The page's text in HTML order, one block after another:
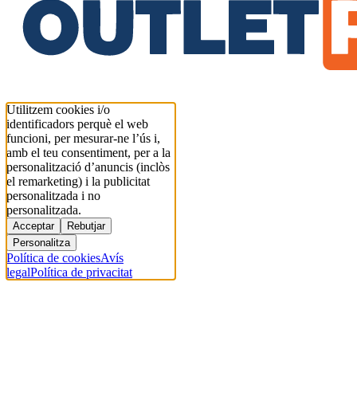
Utilitzem cookies i/o
identificadors perquè el web
funcioni, per mesurar-ne l’ús i,
amb el teu consentiment, per a la
personalització d’anuncis (inclòs
el remarketing) i la publicitat
personalitzada i no
personalitzada.
Acceptar
Rebutjar
Personalitza
Política de cookiesAvís
legalPolítica de privacitat